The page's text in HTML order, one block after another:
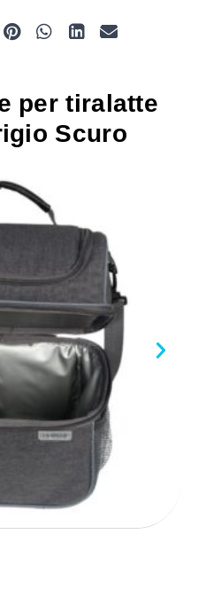
per tiralatte
Scuro